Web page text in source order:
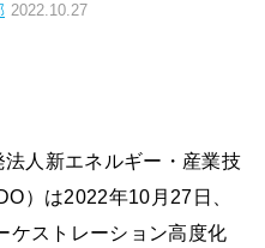
2022.10.27
人新エネルギー・産業技
）は2022年10月27日、
ケストレーション高度化